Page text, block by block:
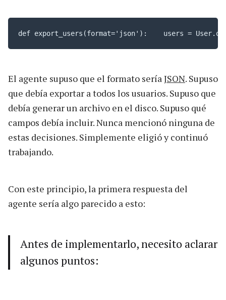
def export_users(format='json'):    users =
El agente supuso que el formato seríaJSON. Supuso
que debía exportar a todos los usuarios. Supuso que
debía generar un archivo en el disco. Supuso qué
campos debía incluir. Nunca mencionó ninguna de
estas decisiones. Simplemente eligió y continuó
trabajando.
Con este principio, la primera respuesta del
agente sería algo parecido a esto:
Antes de implementarlo, necesito aclarar
algunos puntos: